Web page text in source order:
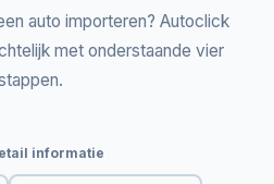
auto importeren? Autoclick
met onderstaande vier
informatie